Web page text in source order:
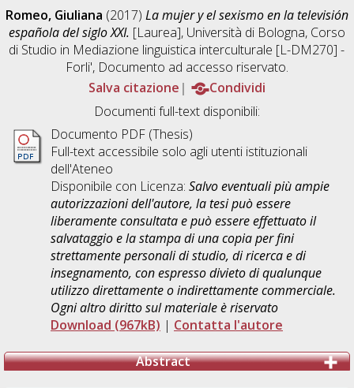
Romeo, Giuliana (2017) La mujer y el sexismo en la televisión
española del siglo XXI. [Laurea], Università di Bologna, Corso
di Studio in Mediazione linguistica interculturale [L-DM270] -
Forli', Documento ad accesso riservato.
Salva citazione
Condividi
Documenti full-text disponibili:
Documento PDF (Thesis)
Full-text accessibile solo agli utenti istituzionali
dell'Ateneo
Disponibile con Licenza: Salvo eventuali più ampie
autorizzazioni dell'autore, la tesi può essere
liberamente consultata e può essere effettuato il
salvataggio e la stampa di una copia per fini
strettamente personali di studio, di ricerca e di
insegnamento, con espresso divieto di qualunque
utilizzo direttamente o indirettamente commerciale.
Ogni altro diritto sul materiale è riservato
Download (967kB) | Contatta l'autore
Abstract